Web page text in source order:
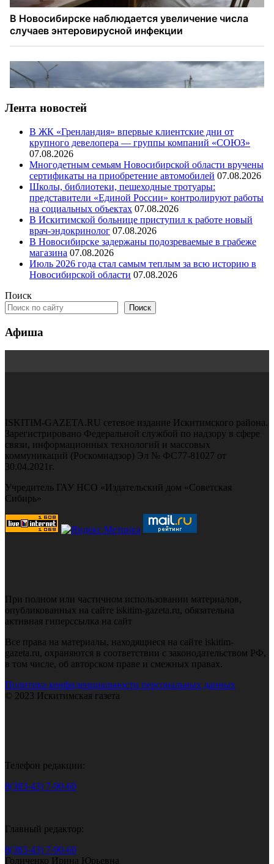
Лента новостей
В ЖК «Гренландия» впервые клиентские дни от
крупного девелопера — группы компаний «СОЮЗ»
07.08.2026
Многодетным семьям Новосибирской области вручены
сертификаты на приобретение автомобилей 07.08.2026
Школы, библиотеки, пешеходные тротуары:
представители «Единой России» контролируют работы
на социальных объектах 07.08.2026
В Искитимской больнице приступил к работе новый
врач-эндокринолог 07.08.2026
В Новосибирске задержаны подозреваемые в грабеже
магазина 07.08.2026
Июль 2026 года стал самым теплым за всю историю в
Новосибирской области 07.08.2026
Поиск
Поиск
Афиша
ISKITIM-GAZETA.RU сетевое издание Искитимского района.
Зарегистрировано Федеральной службой по надзору в сфере
связи, информационных технологий и массовых
коммуникаций (Роскомнадзор) Эл № ФС77-81027 от
30.04.2021г.
Учредитель ГАУ НСО «Издательский дом «Советская
Сибирь»
При полном или частичном использовании материалов,
опубликованных на сайте iskitim-gazeta.ru, обязательна
активная гиперссылка на сайт
Все права на материалы, находящиеся на сайте iskitim-
gazeta.ru, охраняются в соответствии с законодательством РФ,
в том числе, об авторском праве и смежных правах.
Политика конфиденциальности персональных данных
© 2023 Искитимская газета
Телефон редакции:
8(383-43) 7-90-60
Главный редактор:
8(383-43) 7-90-60
Голиченко Ирина Юрьевна